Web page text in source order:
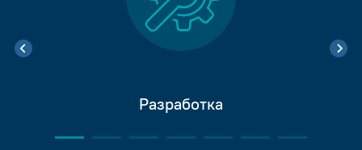
Разработка